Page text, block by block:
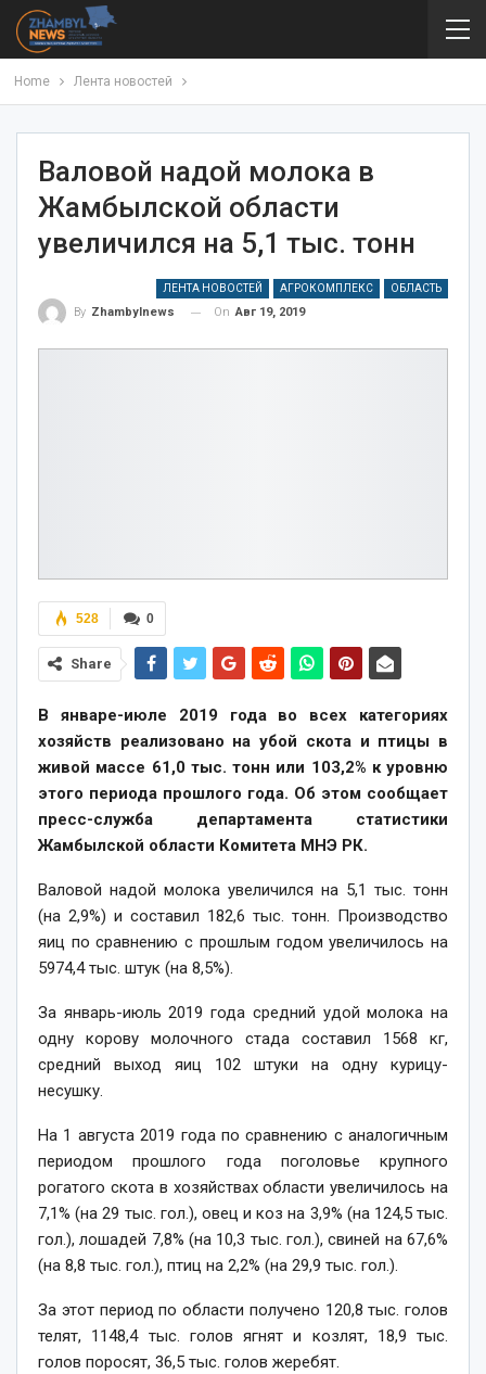
Home Лента новостей
Валовой надой молока в
Жамбылской области
увеличился на 5,1 тыс. тонн
ЛЕНТА НОВОСТЕЙ АГРОКОМПЛЕКС ОБЛАСТЬ
By Zhambylnews On Авг 19, 2019
0
528
Share
В январе-июле 2019 года во всех категориях
хозяйств реализовано на убой скота и птицы в
живой массе 61,0 тыс. тонн или 103,2% к уровню
этого периода прошлого года. Об этом сообщает
пресс-служба департамента статистики
Жамбылской области Комитета МНЭ РК.
Валовой надой молока увеличился на 5,1 тыс. тонн
(на 2,9%) и составил 182,6 тыс. тонн. Производство
яиц по сравнению с прошлым годом увеличилось на
5974,4 тыс. штук (на 8,5%).
За январь-июль 2019 года средний удой молока на
одну корову молочного стада составил 1568 кг,
средний выход яиц 102 штуки на одну курицу-
несушку.
На 1 августа 2019 года по сравнению с аналогичным
периодом прошлого года поголовье крупного
рогатого скота в хозяйствах области увеличилось на
7,1% (на 29 тыс. гол.), овец и коз на 3,9% (на 124,5 тыс.
гол.), лошадей 7,8% (на 10,3 тыс. гол.), свиней на 67,6%
(на 8,8 тыс. гол.), птиц на 2,2% (на 29,9 тыс. гол.).
За этот период по области получено 120,8 тыс. голов
телят, 1148,4 тыс. голов ягнят и козлят, 18,9 тыс.
голов поросят, 36,5 тыс. голов жеребят.